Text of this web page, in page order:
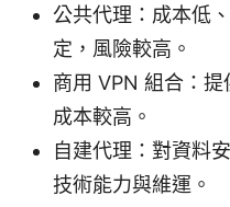
公共代理：成本低
定，風險較高。
商用 VPN 組合：
成本較高。
自建代理：對資料
技術能力與維運。